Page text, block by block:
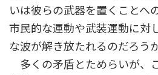
いは彼らの武器を置くことへ
市民的な運動や武装運動に対
な波が解き放たれるのだろう
多くの矛盾とためらいが、